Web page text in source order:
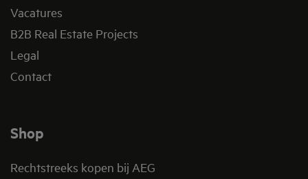
Vacatures
B2B Real Estate Projects
Legal
Contact
Shop
Rechtstreeks kopen bij AEG